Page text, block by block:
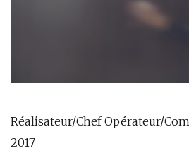
Réalisateur/Chef Opérateur/
2017